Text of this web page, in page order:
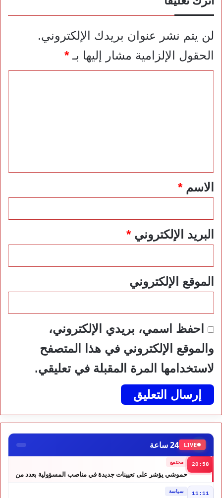
لن يتم نشر عنوان بريدك الإلكتروني.
الحقول الإلزامية مشار إليها بـ*
*الاسم*
البريد الإلكتروني*
الموقع الإلكتروني
احفظ اسمي، بريدي الإلكتروني،
والموقع الإلكتروني في هذا المتصفح
لاستخدامها المرة المقبلة في تعليقي.
LIVE 24 ساعة
20:58 مجتمع
حموشي يؤشر على تعيينات جديدة في مناصب المسؤولية بعدد من
11:11 سياسة